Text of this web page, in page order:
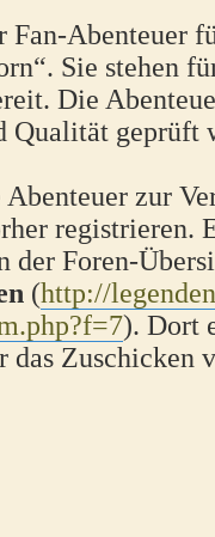
Abenteuer
Sie stehen
Die
Qualität geprüft
zur
registrieren.
der Foren-
(http://
). Dort
Zuschicken